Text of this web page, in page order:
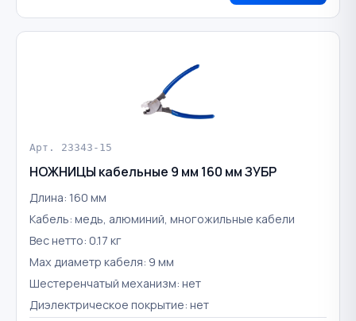
Арт. 23343-15
НОЖНИЦЫ кабельные 9 мм 160 мм ЗУБР
Длина: 160 мм
Кабель: медь, алюминий, многожильные кабели
Вес нетто: 0.17 кг
Max диаметр кабеля: 9 мм
Шестеренчатый механизм: нет
Диэлектрическое покрытие: нет